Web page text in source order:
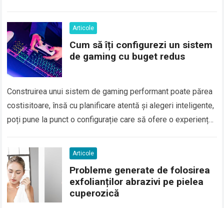
Articole
Cum să îți configurezi un sistem
de gaming cu buget redus
Construirea unui sistem de gaming performant poate părea
costisitoare, însă cu planificare atentă și alegeri inteligente,
poți pune la punct o configurație care să ofere o experiență
Articole
Probleme generate de folosirea
exfolianților abrazivi pe pielea
cuperozică